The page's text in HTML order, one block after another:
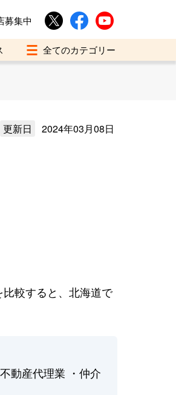
募集中
更新日 2024年03月08日
較すると、北海道で
動産代理業 ・仲介